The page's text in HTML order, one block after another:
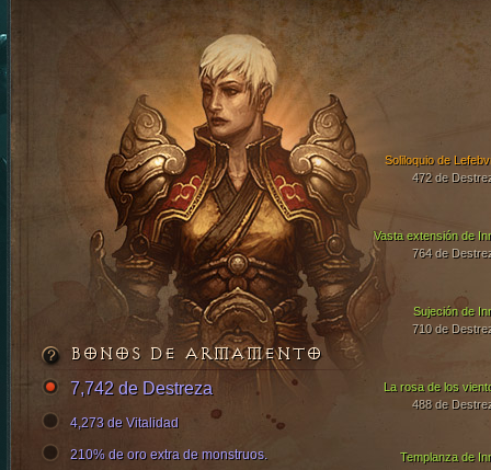
Vasta extensión de
764 de
Sujeción de
710 de
Soliloquio de
472 de
Templanza de
La rosa de los
488 de
BONOS DE ARMAMENTO
7,742 de Destreza
4,273 de Vitalidad
210% de oro extra de monstruos.